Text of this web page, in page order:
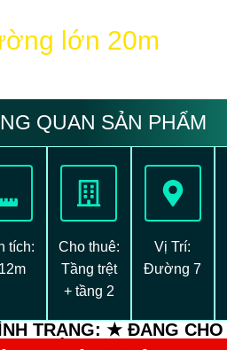
lớn 20m
QUAN SẢN PHẨM
tích:
Cho thuê:
Tầng trệt
+ tầng 2
Vị Trí:
Đường 7
TRẠNG: ★ ĐANG CHO